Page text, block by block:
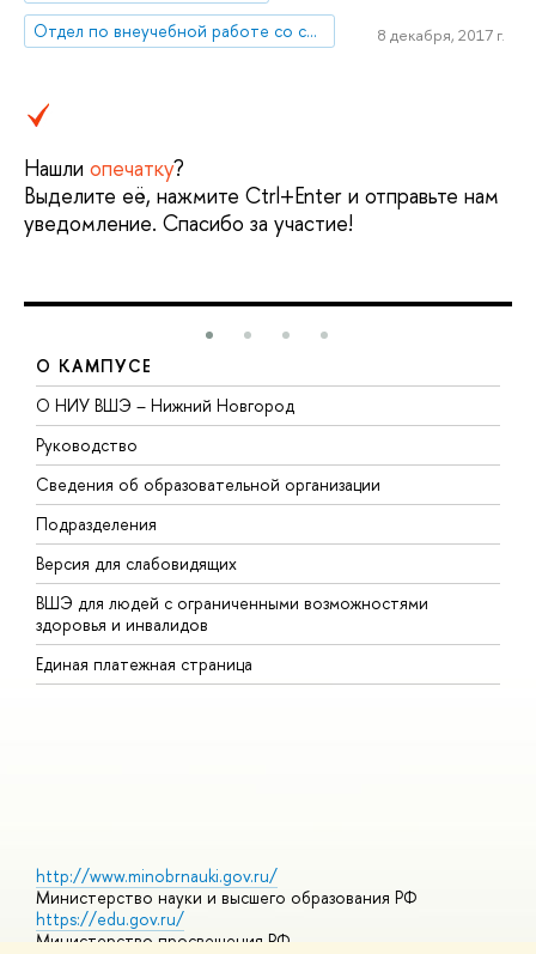
Отдел по внеучебной работе со студентами (Нижний Новгород)
8 декабря, 2017 г.
Нашли опечатку?
Выделите её, нажмите Ctrl+Enter и отправьте нам
уведомление. Спасибо за участие!
О КАМПУСЕ
О НИУ ВШЭ – Нижний Новгород
Руководство
Сведения об образовательной организации
Подразделения
Версия для слабовидящих
ВШЭ для людей с ограниченными возможностями
здоровья и инвалидов
Единая платежная страница
http://www.minobrnauki.gov.ru/
Министерство науки и высшего образования РФ
https://edu.gov.ru/
Министерство просвещения РФ